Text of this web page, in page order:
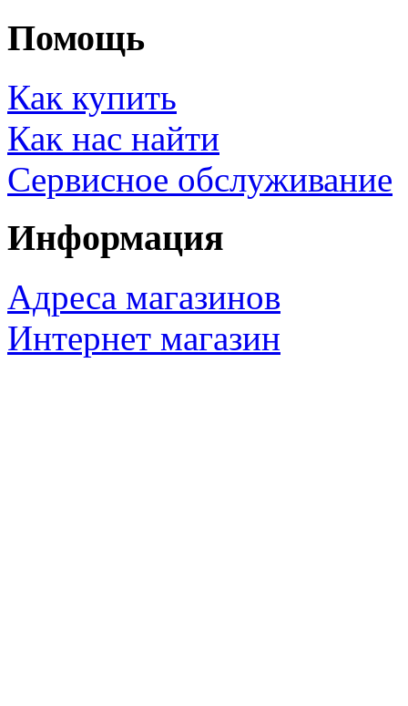
Помощь
Как купить
Как нас найти
Сервисное обслуживание
Информация
Адреса магазинов
Интернет магазин